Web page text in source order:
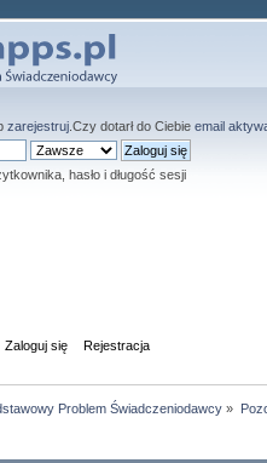
zarejestruj .Czy dotarł do Ciebieemail
hasło i długość sesji
Zaloguj się Rejestracja
Problem Świadczeniodawcy »